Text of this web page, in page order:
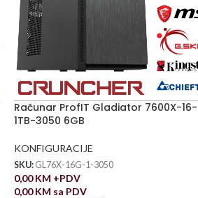
Računar ProfIT Gladiator 7600X-16-
1TB-3050 6GB
KONFIGURACIJE
SKU: GL76X-16G-1-3050
0,00KM +PDV
0,00KM sa PDV